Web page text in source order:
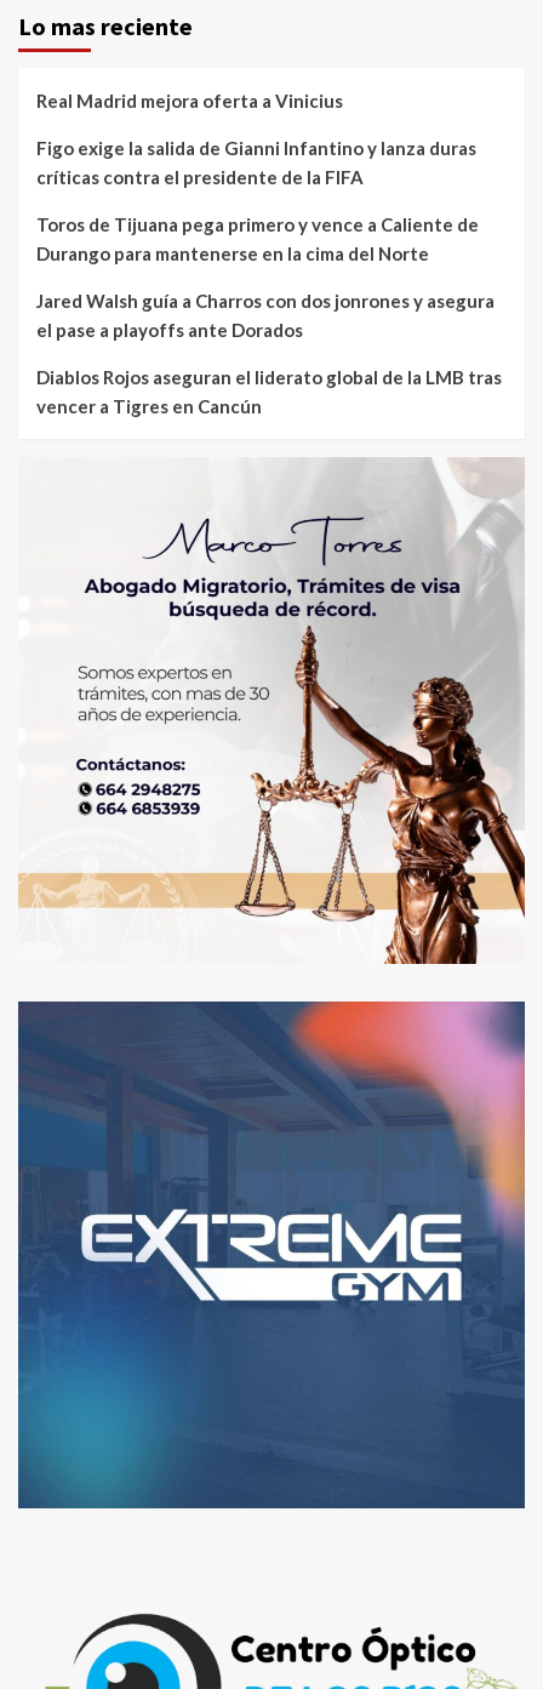
Lo mas reciente
Real Madrid mejora oferta a Vinicius
Figo exige la salida de Gianni Infantino y lanza duras
críticas contra el presidente de la FIFA
Toros de Tijuana pega primero y vence a Caliente de
Durango para mantenerse en la cima del Norte
Jared Walsh guía a Charros con dos jonrones y asegura
el pase a playoffs ante Dorados
Diablos Rojos aseguran el liderato global de la LMB tras
vencer a Tigres en Cancún